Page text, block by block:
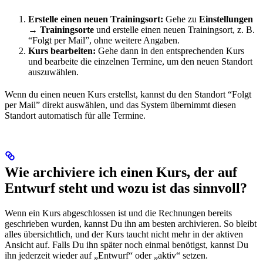
Erstelle einen neuen Trainingsort: Gehe zu Einstellungen
→ Trainingsorte und erstelle einen neuen Trainingsort, z. B.
“Folgt per Mail”, ohne weitere Angaben.
Kurs bearbeiten: Gehe dann in den entsprechenden Kurs
und bearbeite die einzelnen Termine, um den neuen Standort
auszuwählen.
Wenn du einen neuen Kurs erstellst, kannst du den Standort “Folgt
per Mail” direkt auswählen, und das System übernimmt diesen
Standort automatisch für alle Termine.
Wie archiviere ich einen Kurs, der auf
Entwurf steht und wozu ist das sinnvoll?
Wenn ein Kurs abgeschlossen ist und die Rechnungen bereits
geschrieben wurden, kannst Du ihn am besten archivieren. So bleibt
alles übersichtlich, und der Kurs taucht nicht mehr in der aktiven
Ansicht auf. Falls Du ihn später noch einmal benötigst, kannst Du
ihn jederzeit wieder auf „Entwurf“ oder „aktiv“ setzen.